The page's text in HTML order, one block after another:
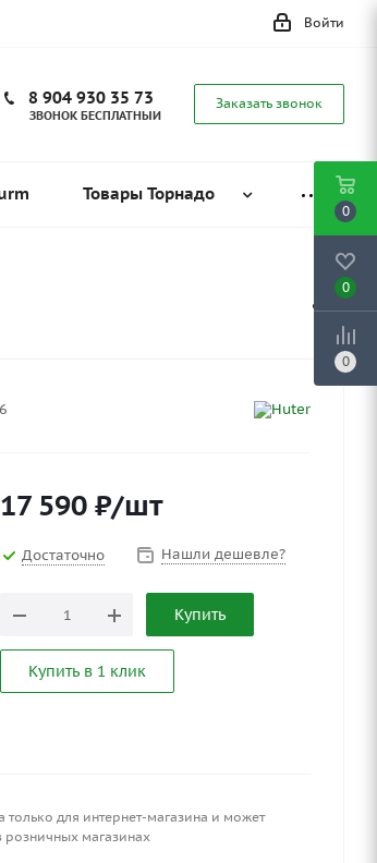
Войти
8 904 930 35 73
ЗВОНОК БЕСПЛАТНЫЙ
Заказать звонок
Товары Торнадо
17 590 ₽/шт
Достаточно Нашли дешевле?
Купить
Купить в 1 клик
только для интернет-магазина и может
розничных магазинах
0
0
0